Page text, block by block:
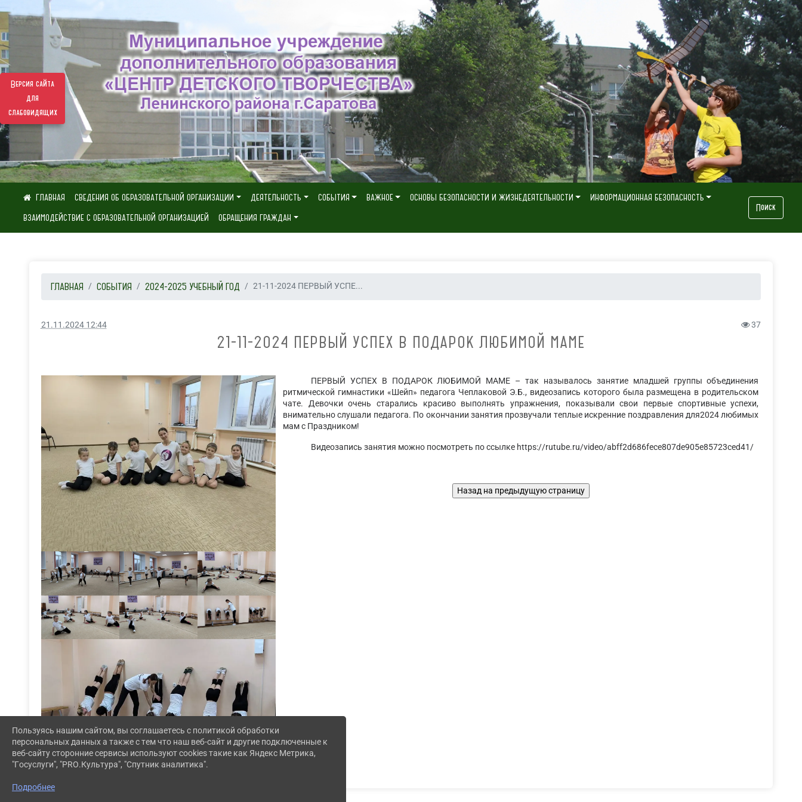
Версия сайта
для
слабовидящих
СВЕДЕНИЯ ОБ ОБРАЗОВАТЕЛЬНОЙ ОРГАНИЗАЦИИ ДЕЯТЕЛЬНОСТЬ СОБЫТИЯ ВАЖНОЕ ОСНОВЫ БЕЗОПАСНОСТИ И ЖИЗНЕДЕЯТЕЛЬНОСТИ
ИНФОРМАЦИОННАЯ БЕЗОПАСНОСТЬ
ВЗАИМОДЕЙСТВИЕ С ОБРАЗОВАТЕЛЬНОЙ ОРГАНИЗАЦИЕЙ
ОБРАЩЕНИЯ ГРАЖДАН
Поиск
ГЛАВНАЯ СОБЫТИЯ 2024-2025 УЧЕБНЫЙ ГОД 21-11-2024 ПЕРВЫЙ УСПЕ...
21.11.2024 12:44 37
21-11-2024 ПЕРВЫЙ УСПЕХ В ПОДАРОК ЛЮБИМОЙ МАМЕ
ПЕРВЫЙ УСПЕХ В ПОДАРОК ЛЮБИМОЙ МАМЕ – так называлось занятие младшей группы объединения
ритмической гимнастики «Шейп» педагога Чеплаковой Э.Б., видеозапись которого была размещена в родительском
чате. Девочки очень старались красиво выполнять упражнения, показывали свои первые спортивные успехи,
внимательно слушали педагога. По окончании занятия прозвучали теплые искренние поздравления для2024 любимых
мам с Праздником!
Видеозапись занятия можно посмотреть по ссылке https://rutube.ru/video/abff2d686fece807de905e85723ced41/
Пользуясь нашим сайтом, вы соглашаетесь с политикой обработки
персональных данных а также с тем что наш веб-сайт и другие подключенные к
веб-сайту сторонние сервисы используют cookies такие как Яндекс Метрика,
"Госуслуги", "PRO.Культура", "Спутник аналитика".
Подробнее